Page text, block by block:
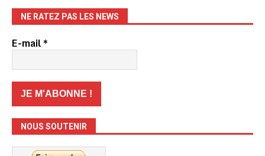
NE RATEZ PAS LES NEWS
E-mail*
NOUS SOUTENIR